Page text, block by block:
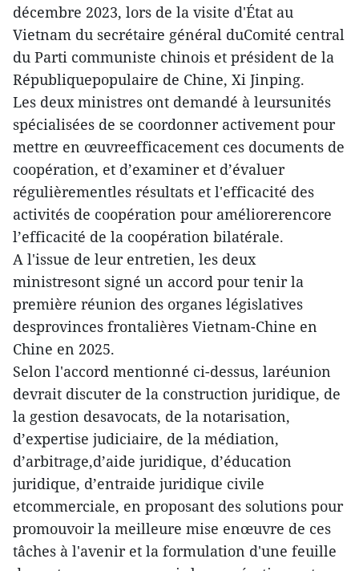
décembre 2023, lors de la visite d'État au
Vietnam du secrétaire général duComité central
du Parti communiste chinois et président de la
Républiquepopulaire de Chine, Xi Jinping.
Les deux ministres ont demandé à leursunités
spécialisées de se coordonner activement pour
mettre en œuvreefficacement ces documents de
coopération, et d’examiner et d’évaluer
régulièrementles résultats et l'efficacité des
activités de coopération pour améliorerencore
l’efficacité de la coopération bilatérale.
A l'issue de leur entretien, les deux
ministresont signé un accord pour tenir la
première réunion des organes législatives
desprovinces frontalières Vietnam-Chine en
Chine en 2025.
Selon l'accord mentionné ci-dessus, laréunion
devrait discuter de la construction juridique, de
la gestion desavocats, de la notarisation,
d’expertise judiciaire, de la médiation,
d’arbitrage,d’aide juridique, d’éducation
juridique, d’entraide juridique civile
etcommerciale, en proposant des solutions pour
promouvoir la meilleure mise enœuvre de ces
tâches à l'avenir et la formulation d'une feuille